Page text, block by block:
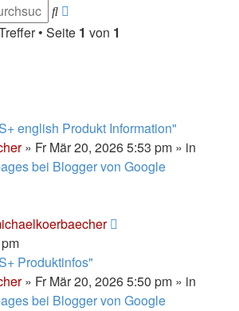
Suche
Suche
• Seite 1 von 1
english Produkt Information"
» Fr Mär 20, 2026 5:53 pm » in
bei Blogger von Google
Produktinfos"
» Fr Mär 20, 2026 5:50 pm » in
bei Blogger von Google